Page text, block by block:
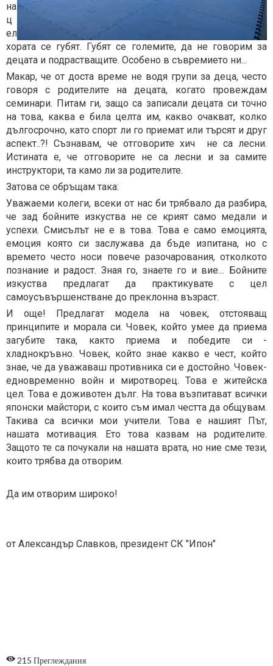
на
ц
ел
хората се губят. Губят се големите, да не говорим за
децата и подрастващите. Особено в съвремието ни...
Макар, че от доста време не водя групи за деца, често
говоря с родителите на децата, когато провеждам
семинари. Питам ги, защо са записали децата си точно
на това, каква е била целта им, какво очакват, колко
дългосрочно, катоспорт ли го приемат или търсят и друг
аспект..?! Съзнавам, че отговорите хич не са лесни.
Истината е, че отговорите не са лесни и за самите
инструктори, та камо ли за родителите.
Затова се обръщам така:
Уважаеми колеги, всеки от нас би трябвало да разбира,
че зад бойните изкуства не се крият само медали и
успехи. Смисълът не е в това. Това е само емоцията,
емоция която си заслужава да бъде изпитана, но с
времето често носи повече разочарования, отколкото
познание и радост. Зная го, знаете го и вие… Бойните
изкуства предлагат да практикувате с цел
самоусъвършенстване до преклонна възраст.
И още! Предлагат модела на човек, отстояващ
принципите и морала си. Човек, който умее да приема
загубите така, както приема и победите си -
хладнокръвно. Човек, който знае какво е чест, който
знае, че да уважаваш противника си е достойно. Човек-
едновременно войн и миротворец. Това е житейска
цел. Това е доживотен дълг. На това възпитават всички
японски майстори, с които съм имал честта да общувам.
Такива са всички мои учители. Това е нашият Път,
нашата мотивация. Ето това казвам на родителите.
Защото те са почукали на нашата врата, но ние сме тези,
които трябва да отворим.
Да им отворим широко!
от Александър Славков, президент СК "Ипон"
215 Преглеждания